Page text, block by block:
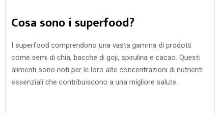
Cosa sono i superfood?
I superfood comprendono una vasta gamma di prodotti
come semi di chia, bacche di goji, spirulina e cacao. Questi
alimenti sono noti per le loro alte concentrazioni di nutrienti
essenziali che contribuiscono a una migliore salute.